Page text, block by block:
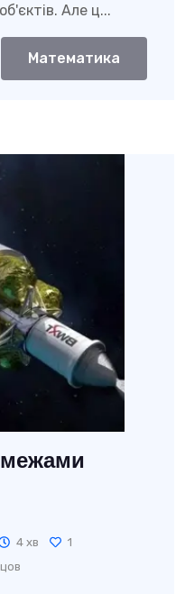
Але ц...
Математика
межами
4 хв
1